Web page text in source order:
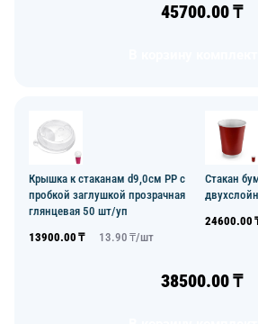
45700.00₸
Крышка к стаканам d9,0см PP с
пробкой заглушкой прозрачная
глянцевая 50 шт/уп
13900.00 ₸ 13.90 ₸/шт
Стакан
24600.00
38500.00₸